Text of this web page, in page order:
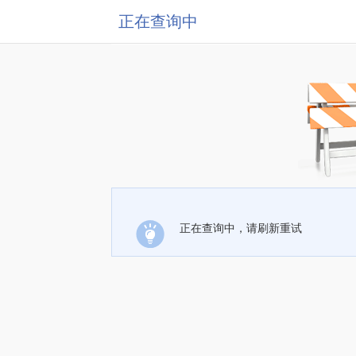
正在查询中
正在查询中，请刷新重试